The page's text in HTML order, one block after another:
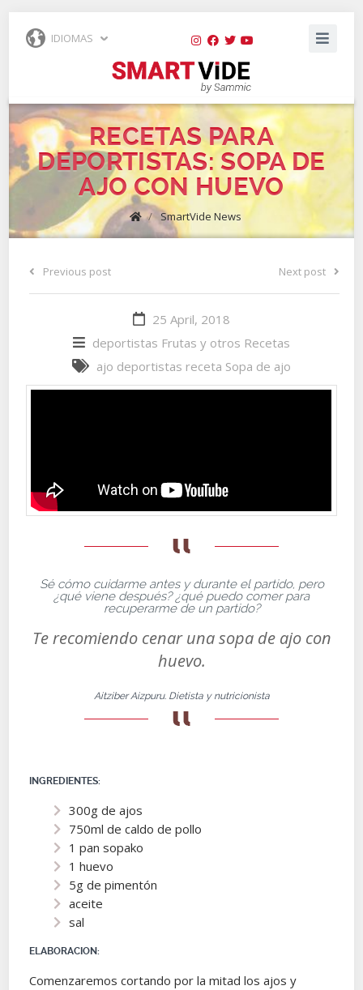
IDIOMAS
RECETAS PARA
DEPORTISTAS: SOPA DE
AJO CON HUEVO
/ SmartVide News
Previous post Next post
25 April, 2018
deportistas Frutas y otros Recetas
ajo deportistas receta Sopa de ajo
Sé cómo cuidarme antes y durante el partido, pero
¿qué viene después? ¿qué puedo comer para
recuperarme de un partido?
Te recomiendo cenar una sopa de ajo con
huevo.
Aitziber Aizpuru. Dietista y nutricionista
INGREDIENTES:
300g de ajos
750ml de caldo de pollo
1 pan sopako
1 huevo
5g de pimentón
aceite
sal
ELABORACION:
Comenzaremos cortando por la mitad los ajos y